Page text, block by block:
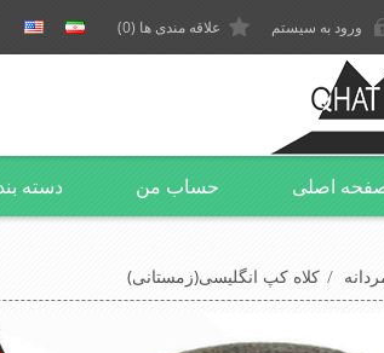
ورود به سیستم علاقه مندی ها (0)
اصلی حساب من دسته
/ کلاه کپ انگلیسی(زمستانی)